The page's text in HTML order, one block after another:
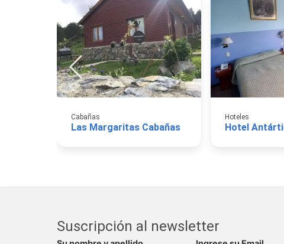
Cabañas
Las Margaritas Cabañas
Hoteles
Hotel
Suscripción al newsletter